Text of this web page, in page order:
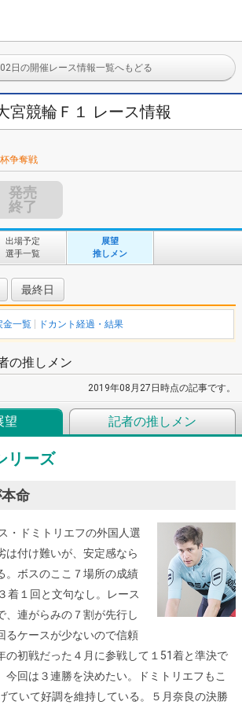
日の開催レース情報一覧へもどる
宮競輪Ｆ１ レース情報
争奪戦
発売
終了
出場予定
選手一覧
展望
推しメン
金一覧 ドカント経過・結果
最終日
の推しメン
2019年08月27日時点の記事です。
望 記者の推しメン
リーズ
命
・ドミトリエフの外国人選
は付け難いが、安定感なら
。ボスのここ７場所の成績
着１回と文句なし。レース
、連がらみの７割が先行し
るケースが少ないので信頼
の初戦だった４月に参戦して１51着と準決で
今回は３連勝を決めたい。ドミトリエフもこ
ていて好調を維持している。５月奈良の決勝